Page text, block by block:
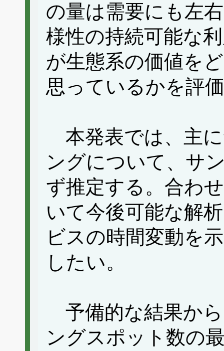
の量は需要にも左
様性の持続可能な
が生態系の価値を
思っているかを評
本発表では、主
ングについて、サ
ず推定する。合わ
いて今後可能な解
ビスの時間変動を
したい。
予備的な結果か
ングスポット数の